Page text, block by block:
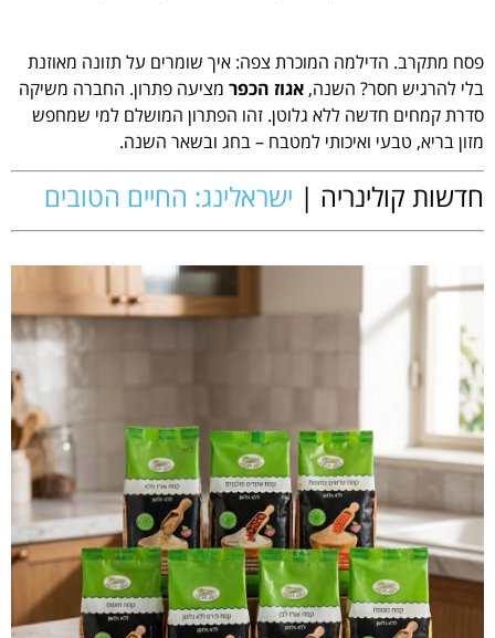
פסח מתקרב. הדילמה המוכרת צפה: איך שומרים על תזונה מאוזנת
בלי להרגיש חסר? השנה, אגוז הכפר מציעה פתרון. החברה משיקה
סדרת קמחים חדשה ללא גלוטן. זהו הפתרון המושלם למי שמחפש
מזון בריא, טבעי ואיכותי למטבח – בחג ובשאר השנה.
חדשות קולינריה | ישראלינג: החיים הטובים